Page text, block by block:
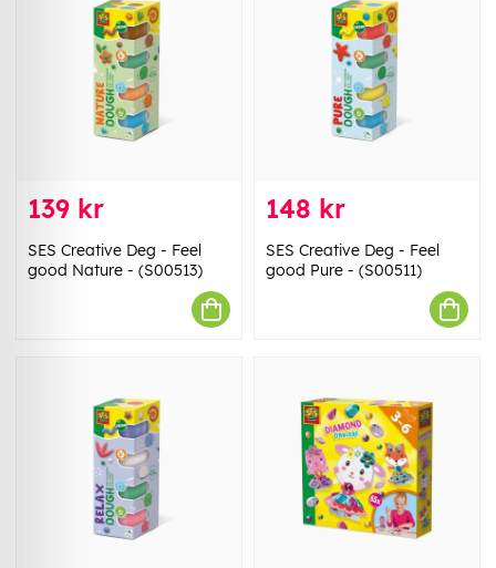
139 kr
SES Creative Deg - Feel
good Nature - (S00513)
148 kr
SES Creative Deg - Feel
good Pure - (S00511)